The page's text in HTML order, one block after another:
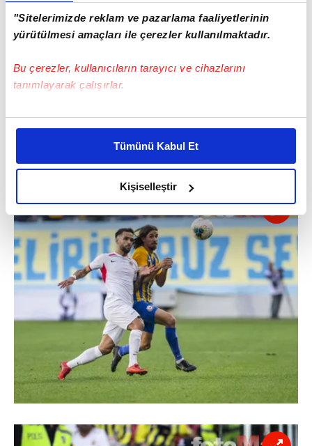
"Sitelerimizde reklam ve pazarlama faaliyetlerinin
yürütülmesi amaçları ile çerezler kullanılmaktadır.
Bu çerezler, kullanıcıların tarayıcı ve cihazlarını
tanımlayarak çalışırlar.
Bu çerezlere izin vermeniz halinde sizlere özel
daha iyi reklam deneyimi yaşatabiliriz. Bunu yaparken
amacımızın size daha iyi bir reklam deneyimi sunmak
olduğunu ve sizlere en iyi içerikleri sunabilmek adına
elimizden gelen çabayı gösterdiğimizi ve bu noktada,
reklamların maliyetlerimizi karşılamak noktasında tek gelir
kalemimiz olduğunu sizlere hatırlatmak isteriz.
Her halükârda, kullanıcılar, bu çerezlere izin vermedikleri
takdirde, kullanıcılara hedefli reklamlar
gösterilmeyecektir."
Sizlere daha iyi bir hizmet sunabilmek için İnternet
Sitemizde kendimize ve üçüncü kişilere ait çerezler
kullanılmaktadır. Bu çerezler vasıtasıyla çeşitli kişisel
verileriniz işlenmekte olup gerekli olan çerezler bilgi
toplumu hizmetlerinin sunulması amacıyla
kılınması ve kişiselleştirilmesi ve sizlere yönelik
Tümünü Kabul Et
Kişiselleştir